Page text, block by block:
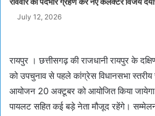
July 12, 2026
रायपुर । छत्तीसगढ़ की राजधानी रायपुर के
को उपचुनाव से पहले कांग्रेस विधानसभा
आयोजन 20 अक्टूबर को आयोजित किया
पायलट सहित कई बड़े नेता मौजूद रहेंगे।